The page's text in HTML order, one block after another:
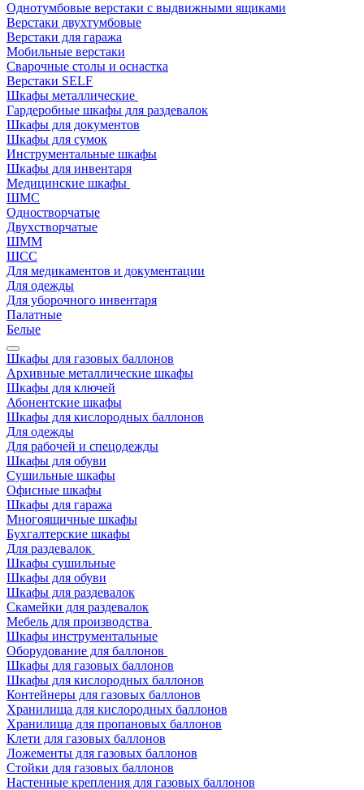
Однотумбовые верстаки с выдвижными ящиками
Верстаки двухтумбовые
Верстаки для гаража
Мобильные верстаки
Сварочные столы и оснастка
Верстаки SELF
Шкафы металлические
Гардеробные шкафы для раздевалок
Шкафы для документов
Шкафы для сумок
Инструментальные шкафы
Шкафы для инвентаря
Медицинские шкафы
ШМС
Одностворчатые
Двухстворчатые
ШММ
ШСС
Для медикаментов и документации
Для одежды
Для уборочного инвентаря
Палатные
Белые
Шкафы для газовых баллонов
Архивные металлические шкафы
Шкафы для ключей
Абонентские шкафы
Шкафы для кислородных баллонов
Для одежды
Для рабочей и спецодежды
Шкафы для обуви
Сушильные шкафы
Офисные шкафы
Шкафы для гаража
Многоящичные шкафы
Бухгалтерские шкафы
Для раздевалок
Шкафы сушильные
Шкафы для обуви
Шкафы для раздевалок
Скамейки для раздевалок
Мебель для производства
Шкафы инструментальные
Оборудование для баллонов
Шкафы для газовых баллонов
Шкафы для кислородных баллонов
Контейнеры для газовых баллонов
Хранилища для кислородных баллонов
Хранилища для пропановых баллонов
Клети для газовых баллонов
Ложементы для газовых баллонов
Стойки для газовых баллонов
Настенные крепления для газовых баллонов